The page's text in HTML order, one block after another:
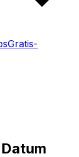
Gratis-